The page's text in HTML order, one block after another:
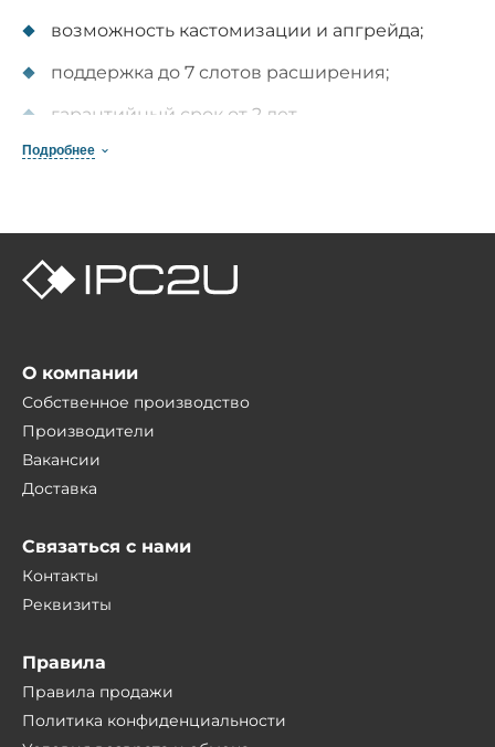
возможность кастомизации и апгрейда;
поддержка до 7 слотов расширения;
гарантийный срок от 2 лет.
Подробнее
О компании
Собственное производство
Производители
Вакансии
Доставка
Связаться с нами
Контакты
Реквизиты
Правила
Правила продажи
Политика конфиденциальности